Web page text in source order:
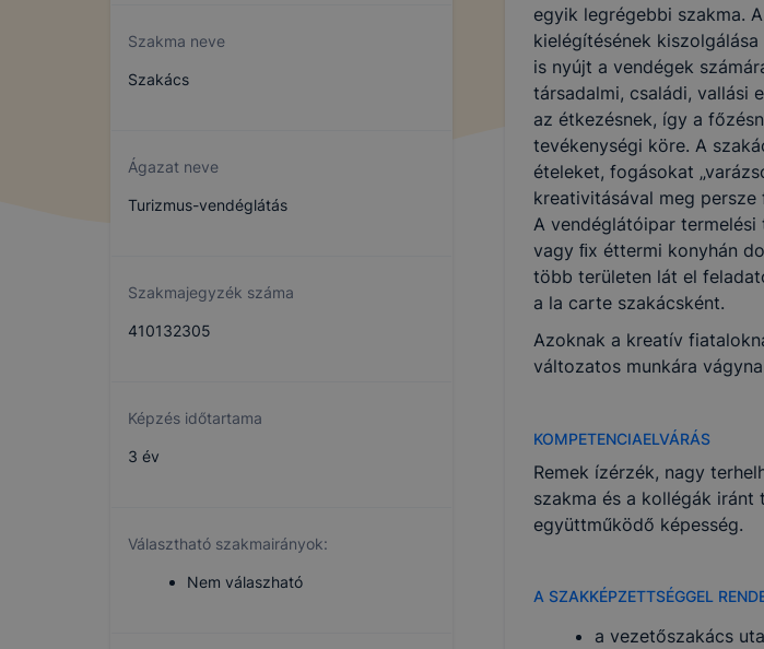
Szakma neve
Szakács
Ágazat neve
Turizmus-vendéglátás
Szakmajegyzék száma
410132305
Képzés időtartama
3 év
Választható szakmairányok:
Nem válaszható
egyik legrégebbi szakma.
kielégítésének
is nyújt a vendégek
társadalmi, családi, vallási
az étkezésnek, így a
tevékenységi köre. A
ételeket, fogásokat
kreativitásával meg
A vendéglátóipar
vagy ﬁx éttermi konyhán
több területen lát el
a la carte szakácsként.
Azoknak a kreatív
változatos munkára
KOMPETENCIAELVÁRÁS
Remek ízérzék, nagy
szakma és a kollégák
együttműködő képesség.
A SZAKKÉPZETTSÉGGEL
a vezetőszakács